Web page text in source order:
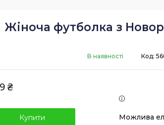
Жіноча футболка з
В наявності Код:
₴
Купити